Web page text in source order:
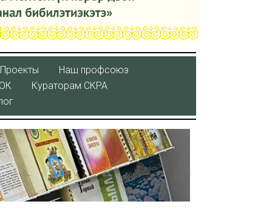
Наш профсоюз
Кураторaм СКРА